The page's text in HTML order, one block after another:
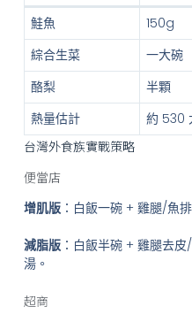
鮭魚
150g
綜合生菜
一大碗
酪梨
半顆
熱量估計
約 530
台灣外食族實戰策略
便當店
增肌版：白飯一碗 + 雞腿/魚
減脂版：白飯半碗 + 雞腿去
湯。
超商